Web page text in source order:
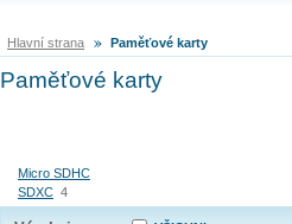
Hlavní strana Paměťové karty
Paměťové karty
Micro SDHC
SDXC 4